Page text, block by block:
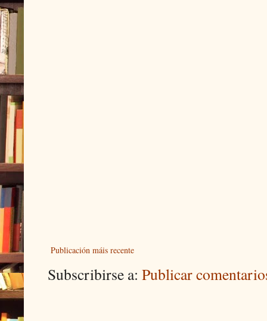
Publicación máis recente
Subscribirse a: Publicar